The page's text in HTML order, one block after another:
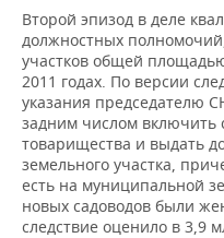
Второй эпизод в деле
должностных
участков общей
2011 годах. По версии
указания председателю
задним числом включить
товарищества и выдать
земельного участка,
есть на муниципальной
новых садоводов были
следствие оценило в 3,9